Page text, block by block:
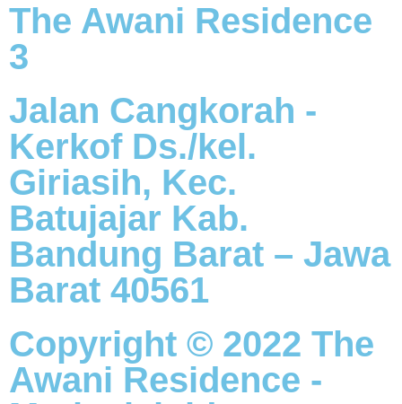
The Awani Residence
3
Jalan Cangkorah -
Kerkof Ds./kel.
Giriasih, Kec.
Batujajar Kab.
Bandung Barat – Jawa
Barat 40561
Copyright © 2022 The
Awani Residence -